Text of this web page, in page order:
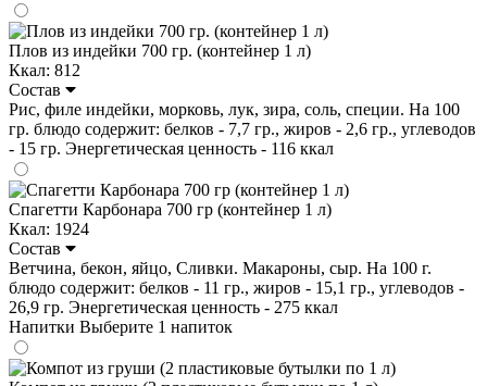
Плов из индейки 700 гр. (контейнер 1 л)
Ккал: 812
Состав
Рис, филе индейки, морковь, лук, зира, соль, специи. На 100
гр. блюдо содержит: белков - 7,7 гр., жиров - 2,6 гр., углеводов
- 15 гр. Энергетическая ценность - 116 ккал
Спагетти Карбонара 700 гр (контейнер 1 л)
Ккал: 1924
Состав
Ветчина, бекон, яйцо, Сливки. Макароны, сыр. На 100 г.
блюдо содержит: белков - 11 гр., жиров - 15,1 гр., углеводов -
26,9 гр. Энергетическая ценность - 275 ккал
Напитки Выберите 1 напиток